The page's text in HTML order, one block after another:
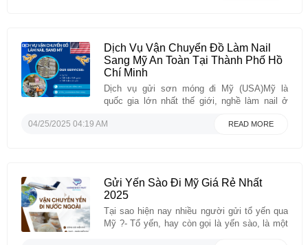
Dịch Vụ Vận Chuyển Đồ Làm Nail
Sang Mỹ An Toàn Tại Thành Phố Hồ
Chí Minh
Dịch vụ gửi sơn móng đi Mỹ (USA)Mỹ là
quốc gia lớn nhất thế giới, nghề làm nail ở
rất lớn. Có giá trị hơn 70 tỷ USD. Trong đó thị
04/25/2025 04:19 AM READ MORE
Gửi Yến Sào Đi Mỹ Giá Rẻ Nhất
2025
Tại sao hiện nay nhiều người gửi tổ yến qua
Mỹ ?- Tổ yến, hay còn gọi là yến sào, là một